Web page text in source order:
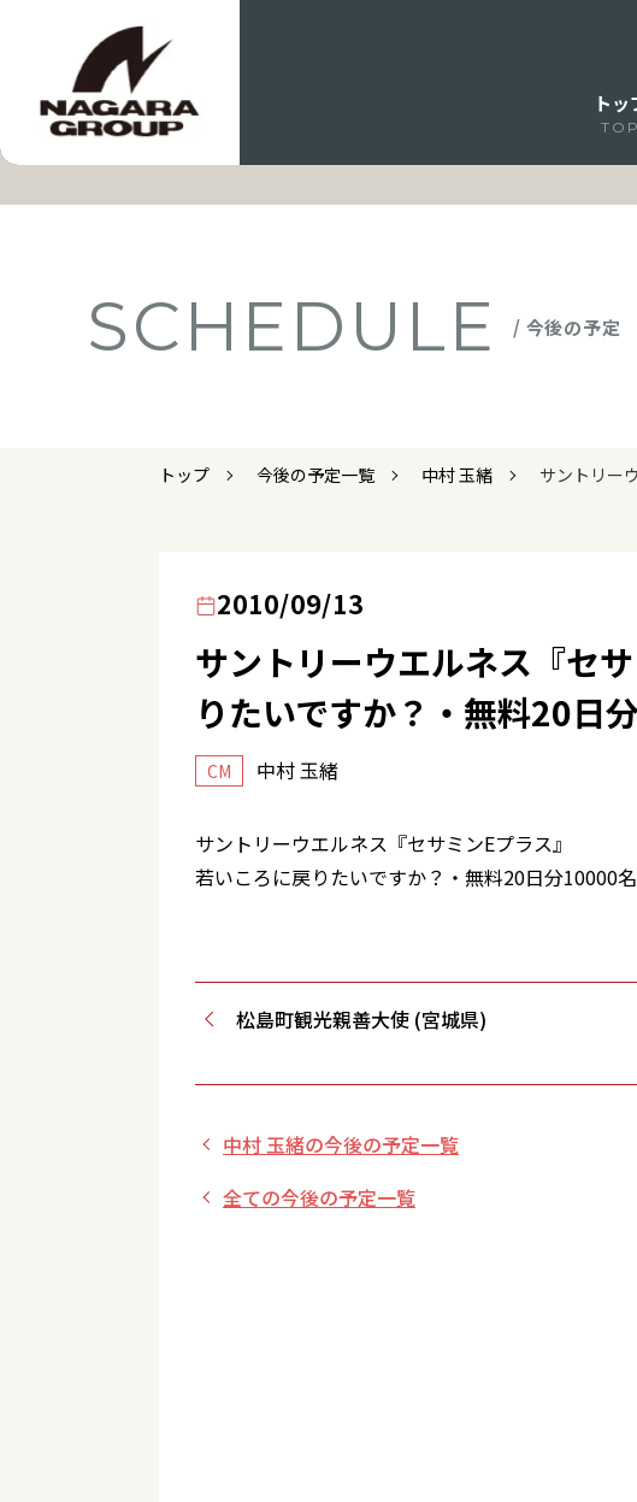
トッ
TOP
SCHEDULE / 今後の予定
トップ 今後の予定一覧 中村 玉緒 サントリー
2010/09/13
サントリーウエルネス『セ
りたいですか？・無料20日
CM 中村 玉緒
サントリーウエルネス『セサミンEプラス』
若いころに戻りたいですか？・無料20日分10000
松島町観光親善大使 (宮城県)
中村 玉緒の今後の予定一覧
全ての今後の予定一覧